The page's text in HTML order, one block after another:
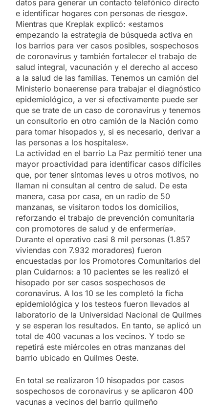
datos para generar un contacto telefónico directo
e identificar hogares con personas de riesgo».
Mientras que Kreplak explicó: «estamos
empezando la estrategia de búsqueda activa en
los barrios para ver casos posibles, sospechosos
de coronavirus y también fortalecer el trabajo de
salud integral, vacunación y el derecho al acceso
a la salud de las familias. Tenemos un camión del
Ministerio bonaerense para trabajar el diagnóstico
epidemiológico, a ver si efectivamente puede ser
que se trate de un caso de coronavirus y tenemos
un consultorio en otro camión de la Nación como
para tomar hisopados y, si es necesario, derivar a
las personas a los hospitales».
La actividad en el barrio La Paz permitió tener una
mayor proactividad para identificar casos difíciles
que, por tener síntomas leves u otros motivos, no
llaman ni consultan al centro de salud. De esta
manera, casa por casa, en un radio de 50
manzanas, se visitaron todos los domicilios,
reforzando el trabajo de prevención comunitaria
con promotores de salud y de enfermería».
Durante el operativo casi 8 mil personas (1.857
viviendas con 7.932 moradores) fueron
encuestadas por los Promotores Comunitarios del
plan Cuidarnos: a 10 pacientes se les realizó el
hisopado por ser casos sospechosos de
coronavirus. A los 10 se les completó la ficha
epidemiológica y los testeos fueron llevados al
laboratorio de la Universidad Nacional de Quilmes
y se esperan los resultados. En tanto, se aplicó un
total de 400 vacunas a los vecinos. Y todo se
repetirá este miércoles en otras manzanas del
barrio ubicado en Quilmes Oeste.
En total se realizaron 10 hisopados por casos
sospechosos de coronavirus y se aplicaron 400
vacunas a vecinos del barrio quilmeño